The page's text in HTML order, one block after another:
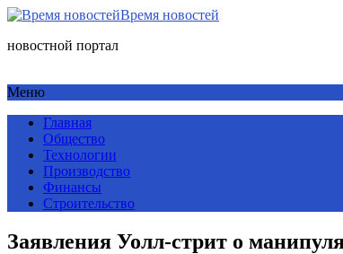
Время новостей
новостной портал
Меню
Главная
Общество
Технологии
Производство
Финансы
Строительство
Заявления Уолл-стрит о